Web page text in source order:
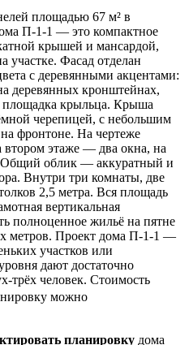
площадью 67 м² в
П-1-1 — это компактное
крышей и мансардой,
Фасад отделан
с деревянными акцентами:
деревянных кронштейнах,
площадка крыльца. Крыша
черепицей, с небольшим
фронтоне. На чертеже
втором этаже — два окна, на
облик — аккуратный и
Внутри три комнаты, две
2,5 метра. Вся площадь
вертикальная
полноценное жильё на пятне
метров. Проект дома П-1-1 —
участков или
дают достаточно
трёх человек. Стоимость
можно
планировку дома